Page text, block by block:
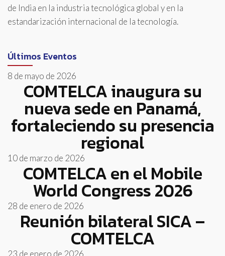
de India en la industria tecnológica global y en la
estandarización internacional de la tecnología.
Últimos Eventos
8 de mayo de 2026
COMTELCA inaugura su
nueva sede en Panamá,
fortaleciendo su presencia
regional
10 de marzo de 2026
COMTELCA en el Mobile
World Congress 2026
28 de enero de 2026
Reunión bilateral SICA –
COMTELCA
23 de enero de 2026